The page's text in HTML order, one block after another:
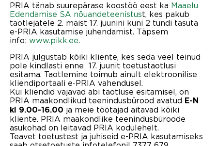
PRIA tänab suurepärase koostöö eest ka Maaelu
Edendamise SA nõuandeteenistust, kes pakub
taotlejatele 2. maist 17. juunini kuni 2 tundi tasuta
e-PRIA kasutamise juhendamist. Täpsem
info: www.pikk.ee.
PRIA julgustab kõiki kliente, kes seda veel teinud
pole kindlasti enne 17. juunit toetustaotlusi
esitama. Taotlemine toimub ainult elektroonilise
kliendiportaali e-PRIA vahendusel.
Kui kliendid vajavad abi taotluse esitamisel, on
PRIA maakondlikud teenindusbürood avatud E-N
kl 9.00-16.00 ja meie töötajad aitavad kõiki
kliente. PRIA maakondlike teenindusbüroode
asukohad on leitavad PRIA kodulehelt.
Teavet toetustest ja juhiseid e-PRIA kasutamiseks